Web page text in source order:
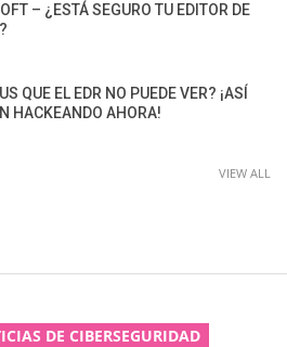
– ¿ESTÁ SEGURO TU EDITOR DE
QUE EL EDR NO PUEDE VER? ¡ASÍ
HACKEANDO AHORA!
VIEW ALL
DE CIBERSEGURIDAD